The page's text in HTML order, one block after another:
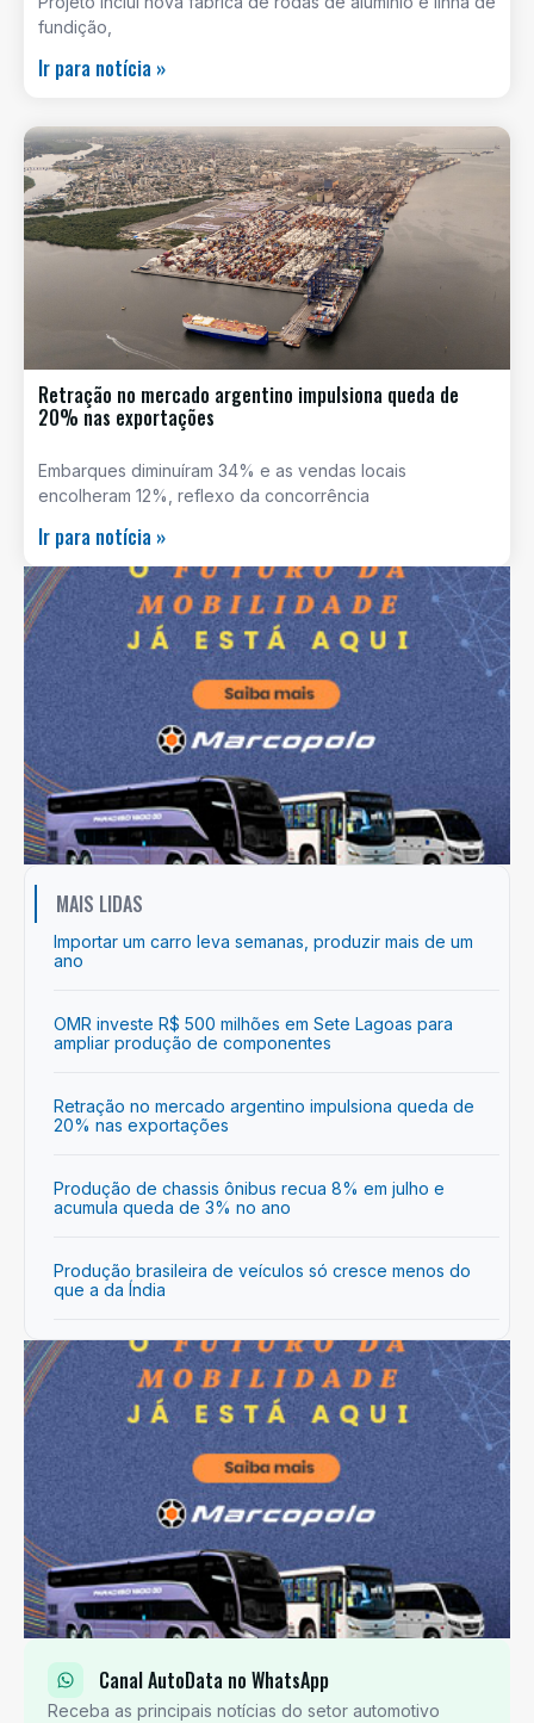
fundição,
Ir para notícia »
Retração no mercado argentino impulsiona queda de
20% nas exportações
Embarques diminuíram 34% e as vendas locais
encolheram 12%, reflexo da concorrência
Ir para notícia »
MAIS LIDAS
Importar um carro leva semanas, produzir mais de um
ano
OMR investe R$ 500 milhões em Sete Lagoas para
ampliar produção de componentes
Retração no mercado argentino impulsiona queda de
20% nas exportações
Produção de chassis ônibus recua 8% em julho e
acumula queda de 3% no ano
Produção brasileira de veículos só cresce menos do
que a da Índia
Canal AutoData no WhatsApp
Receba as principais notícias do setor automotivo